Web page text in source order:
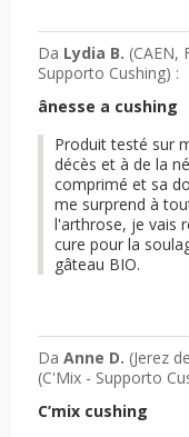
Da Lydia B. (CAEN,
Supporto Cushing) :
ânesse a cushing
Produit testé sur
décès et à de la
comprimé et sa
me surprend à
l'arthrose, je vais
cure pour la
gâteau BIO.
Da Anne D. (Jerez
(C'Mix - Supporto
C’mix cushing